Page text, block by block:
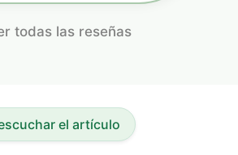
todas las reseñas
el artículo